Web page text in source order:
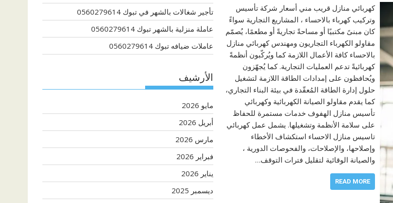
كهربائي منازل قريب مني أسعار شركة تأسيس
وتركيب كهرباء بالاحساء ، المشاريع التجارية سواءً
كان مبنىً مكتبيًا أو مساحةً تجاريةً أو مطعمًا، يُصمّم
مقاولو الكهرباء التجاريون ومهندس كهربائي منازل
بالاحساء كافة الأعمال اللازمة كما ويُركّبون أنظمةً
كهربائيةً تدعم العمليات التجارية. كما يُجهّزون
ويُحافظون على إمدادات الطاقة اللازمة لتشغيل
حلول إدارة الطاقة المُعقّدة في بيئة البناء التجاري،
كما يقدم مقاولو الصيانة الكهربائية وكهربائي
تأسيس منازل الهفوف خدمات مستمرة للحفاظ
على سلامة الأنظمة وتشغيلها. يشمل عمل كهربائي
تاسيس منازل الاحساء استكشاف الأخطاء
وإصلاحها، والإصلاحات، والفحوصات الدورية ،
والصيانة الوقائية لتقليل فترات التوقف…
READ MORE
تأجير شغالات بالشهر في تبوك 0560279614
عاملة منزلية بالشهر تبوك 0560279614
عاملات ضيافه تبوك 0560279614
الأرشيف
مايو 2026
أبريل 2026
مارس 2026
فبراير 2026
يناير 2026
ديسمبر 2025